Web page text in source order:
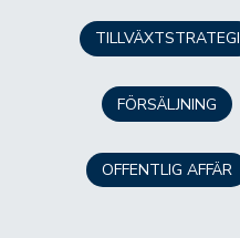
TILLVÄXTSTRATEGI
FÖRSÄLJNING
OFFENTLIG AFFÄR